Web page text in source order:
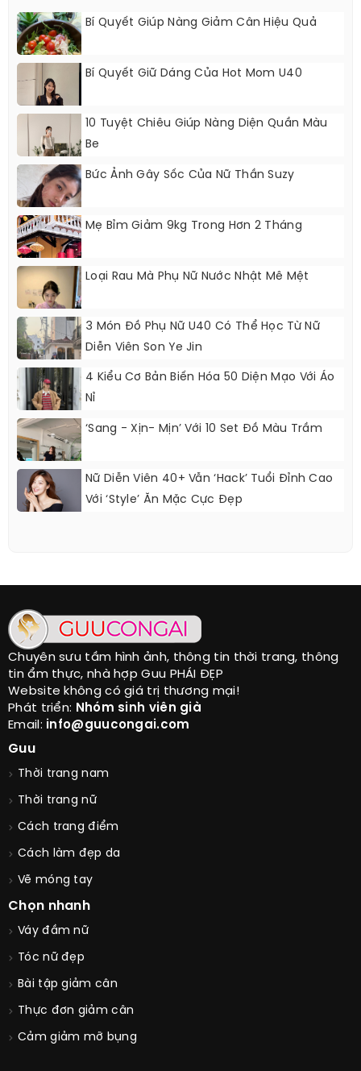
Bí Quyết Giúp Nàng Giảm Cân Hiệu Quả
Bí Quyết Giữ Dáng Của Hot Mom U40
10 Tuyệt Chiêu Giúp Nàng Diện Quần Màu
Be
Bức Ảnh Gây Sốc Của Nữ Thần Suzy
Mẹ Bỉm Giảm 9kg Trong Hơn 2 Tháng
Loại Rau Mà Phụ Nữ Nước Nhật Mê Mệt
3 Món Đồ Phụ Nữ U40 Có Thể Học Từ Nữ
Diễn Viên Son Ye Jin
4 Kiểu Cơ Bản Biến Hóa 50 Diện Mạo Với Áo
Nỉ
‘Sang - Xịn- Mịn’ Với 10 Set Đồ Màu Trầm
Nữ Diễn Viên 40+ Vẫn ‘hack’ Tuổi Đỉnh Cao
Với ‘style’ Ăn Mặc Cực Đẹp
Chuyên sưu tầm hình ảnh, thông tin thời trang, thông
tin ẩm thực, nhà hợp Guu PHÁI ĐẸP
Website không có giá trị thương mại!
Phát triển: Nhóm sinh viên già
Email: info@guucongai.com
Guu
Thời trang nam
Thời trang nữ
Cách trang điểm
Cách làm đẹp da
Vẽ móng tay
Chọn nhanh
Váy đầm nữ
Tóc nữ đẹp
Bài tập giảm cân
Thực đơn giảm cân
Cảm giảm mỡ bụng